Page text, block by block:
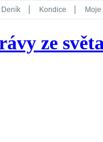
Deník Kondice
Koktejl ze